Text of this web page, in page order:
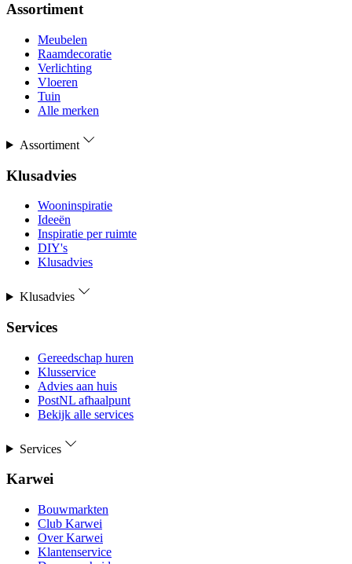
Assortiment
Meubelen
Raamdecoratie
Verlichting
Vloeren
Tuin
Alle merken
Assortiment
Klusadvies
Wooninspiratie
Ideeën
Inspiratie per ruimte
DIY's
Klusadvies
Klusadvies
Services
Gereedschap huren
Klusservice
Advies aan huis
PostNL afhaalpunt
Bekijk alle services
Services
Karwei
Bouwmarkten
Club Karwei
Over Karwei
Klantenservice